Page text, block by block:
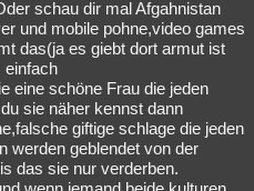
schau dir mal Afgahnistan
und mobile pohne,video games
das(ja es giebt dort armut ist
einfach
eine schöne Frau die jeden
sie näher kennst dann
giftige schlage die jeden
werden geblendet von der
das sie nur verderben.